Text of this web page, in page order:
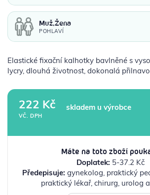
Muž,Žena
POHLAVÍ
Elastické fixační kalhotky bavlněné s
lycry, dlouhá životnost, dokonalá
222 Kč
VČ. DPH
skladem u výrobce
Máte na toto zboží
Doplatek: 5-37.2 Kč
Předepisuje: gynekolog, praktický
praktický lékař, chirurg, urolog